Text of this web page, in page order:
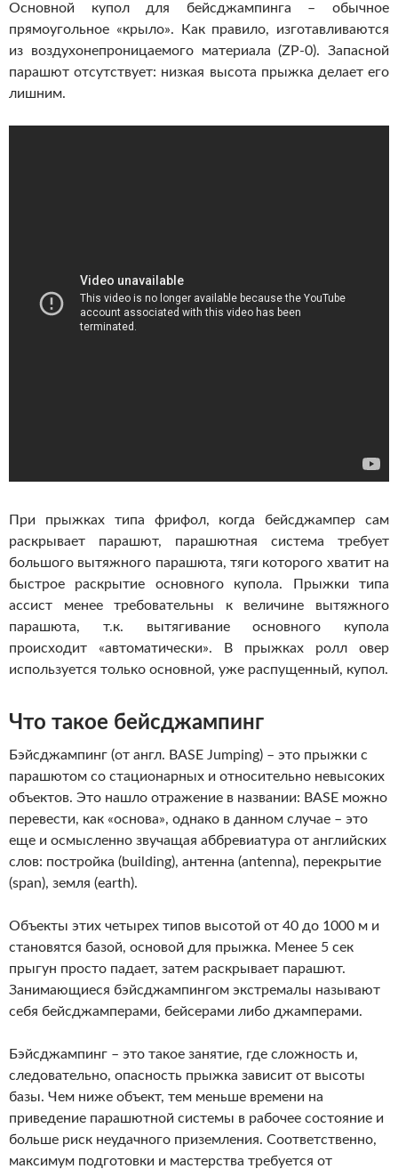
Основной купол для бейсджампинга – обычное
прямоугольное «крыло». Как правило, изготавливаются
из воздухонепроницаемого материала (ZP-0). Запасной
парашют отсутствует: низкая высота прыжка делает его
лишним.
При прыжках типа фрифол, когда бейсджампер сам
раскрывает парашют, парашютная система требует
большого вытяжного парашюта, тяги которого хватит на
быстрое раскрытие основного купола. Прыжки типа
ассист менее требовательны к величине вытяжного
парашюта, т.к. вытягивание основного купола
происходит «автоматически». В прыжках ролл овер
используется только основной, уже распущенный, купол.
Что такое бейсджампинг
Бэйсджампинг (от англ. BASE Jumping) – это прыжки с
парашютом со стационарных и относительно невысоких
объектов. Это нашло отражение в названии: BASE можно
перевести, как «основа», однако в данном случае – это
еще и осмысленно звучащая аббревиатура от английских
слов: постройка (building), антенна (antenna), перекрытие
(span), земля (earth).
Объекты этих четырех типов высотой от 40 до 1000 м и
становятся базой, основой для прыжка. Менее 5 сек
прыгун просто падает, затем раскрывает парашют.
Занимающиеся бэйсджампингом экстремалы называют
себя бейсджамперами, бейсерами либо джамперами.
Бэйсджампинг – это такое занятие, где сложность и,
следовательно, опасность прыжка зависит от высоты
базы. Чем ниже объект, тем меньше времени на
приведение парашютной системы в рабочее состояние и
больше риск неудачного приземления. Соответственно,
максимум подготовки и мастерства требуется от